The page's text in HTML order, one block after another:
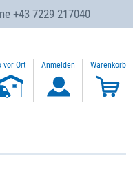
+43 7229 217040
vor Ort Anmelden Warenkorb